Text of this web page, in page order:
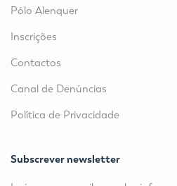
Pólo Alenquer
Inscrições
Contactos
Canal de Denúncias
Política de Privacidade
Subscrever newsletter